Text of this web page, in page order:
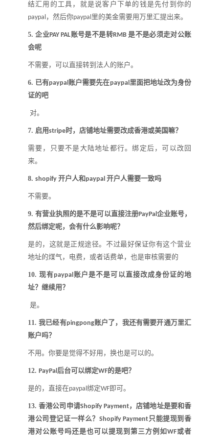
结汇用的工具，就是说客户下单的钱是先付到你的
paypal，然后你paypal里的美金需要用万里汇提出来。
5.企业PAY PAL账号是不是转RMB是不是必须走对公账
会呢
不需要，可以直接转到法人的账户。
6. 已有paypal账户需要先在paypal里面把地址改为身份
证的吧
对。
7. 启用stripe时，店铺地址需要改成香港或美国嘛？
需要，只要不是大陆地址都行。绑定后，可以改回
来。
8. shopify 开户人和paypal 开户人需要一致吗
不需要。
9.有营业执照的是不是可以直接注册PayPal企业账号，
然后绑定呢，会有什么影响呢？
是的，这就是正规途径。不过最好保证你有这个营业
地址的煤气，电费，或者话费单，也是审核需要的
10.现有paypal账户是不是可以直接改成身份证的地
址？ 继续用？
是。
11.我已经有pingpong账户了，我还有需要开通万里汇
账户吗？
不用。你要是觉得不好用，换也是可以的。
12. PayPal后台可以绑定WF的是吧？
是的，直接在paypal绑定WF即可 。
13.香港公司申请Shopify Payment，店铺地址是要和香
港公司登记证一样么？ Shopify Payment 只能提现到香
港对公账号吗还是也可以提现到第三方例如 WF或者